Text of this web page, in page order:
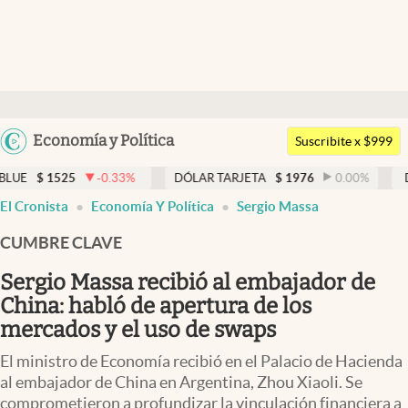
Argentina
Uruguay
Economía y Política
Members
Economía y Política
Finanzas y Mercados
Mercados Online
Negocios
Columnistas
Apertura
Suscribite x $999
-0.33 % DÓLAR TARJETA $ 1976 0.00% DÓLAR MEP
El Cronista Economía Y Política Sergio Massa
CUMBRE CLAVE
Sergio Massa recibió al embajador de
China: habló de apertura de los
mercados y el uso de swaps
El ministro de Economía recibió en el Palacio de Hacienda
al embajador de China en Argentina, Zhou Xiaoli. Se
comprometieron a profundizar la vinculación financiera a